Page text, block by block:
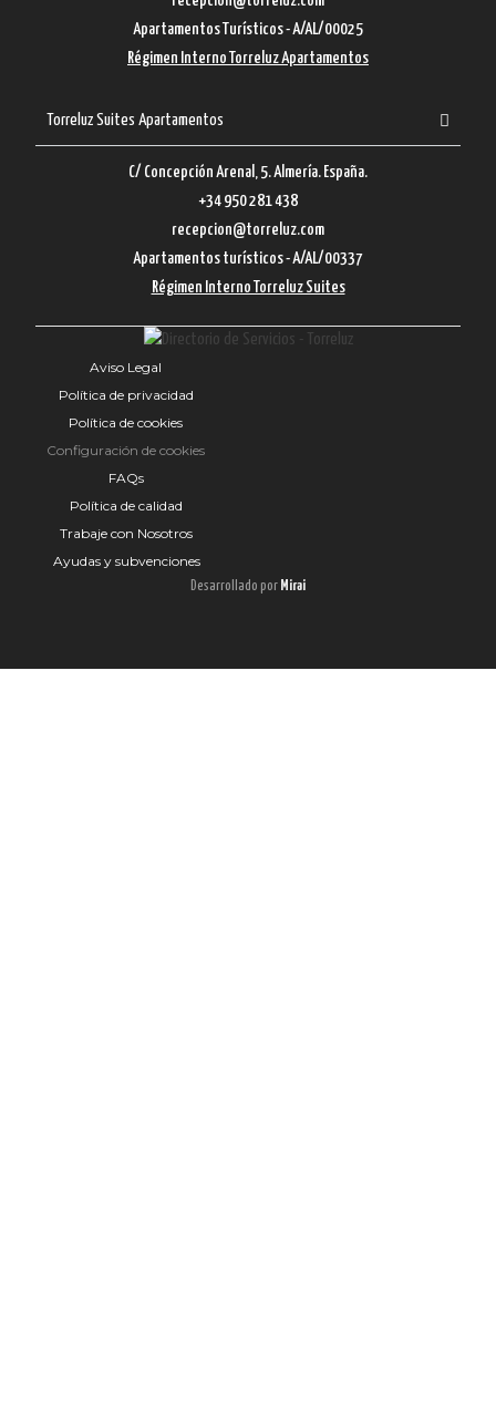
Apartamentos Turísticos - A/AL/00025
Régimen Interno Torreluz Apartamentos
Torreluz Suites Apartamentos
C/ Concepción Arenal, 5. Almería. España.
+34 950 281 438
recepcion@torreluz.com
Apartamentos turísticos - A/AL/00337
Régimen Interno Torreluz Suites
Aviso Legal
Política de privacidad
Política de cookies
Configuración de cookies
FAQs
Política de calidad
Trabaje con Nosotros
Ayudas y subvenciones
Desarrollado por Mirai